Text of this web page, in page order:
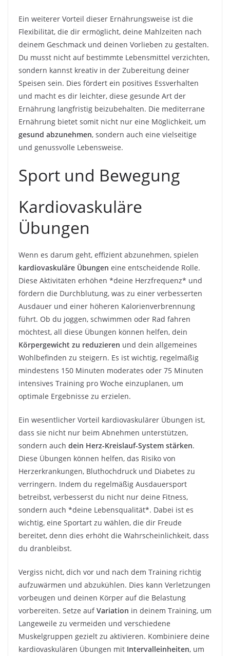
Ein weiterer Vorteil dieser Ernährungsweise ist die
Flexibilität, die dir ermöglicht, deine Mahlzeiten nach
deinem Geschmack und deinen Vorlieben zu gestalten.
Du musst nicht auf bestimmte Lebensmittel verzichten,
sondern kannst kreativ in der Zubereitung deiner
Speisen sein. Dies fördert ein positives Essverhalten
und macht es dir leichter, diese gesunde Art der
Ernährung langfristig beizubehalten. Die mediterrane
Ernährung bietet somit nicht nur eine Möglichkeit, um
gesund abzunehmen, sondern auch eine vielseitige
und genussvolle Lebensweise.
Sport und Bewegung
Kardiovaskuläre
Übungen
Wenn es darum geht, effizient abzunehmen, spielen
kardiovaskuläre Übungen eine entscheidende Rolle.
Diese Aktivitäten erhöhen *deine Herzfrequenz* und
fördern die Durchblutung, was zu einer verbesserten
Ausdauer und einer höheren Kalorienverbrennung
führt. Ob du joggen, schwimmen oder Rad fahren
möchtest, all diese Übungen können helfen, dein
Körpergewicht zu reduzieren und dein allgemeines
Wohlbefinden zu steigern. Es ist wichtig, regelmäßig
mindestens 150 Minuten moderates oder 75 Minuten
intensives Training pro Woche einzuplanen, um
optimale Ergebnisse zu erzielen.
Ein wesentlicher Vorteil kardiovaskulärer Übungen ist,
dass sie nicht nur beim Abnehmen unterstützen,
sondern auch dein Herz-Kreislauf-System stärken.
Diese Übungen können helfen, das Risiko von
Herzerkrankungen, Bluthochdruck und Diabetes zu
verringern. Indem du regelmäßig Ausdauersport
betreibst, verbesserst du nicht nur deine Fitness,
sondern auch *deine Lebensqualität*. Dabei ist es
wichtig, eine Sportart zu wählen, die dir Freude
bereitet, denn dies erhöht die Wahrscheinlichkeit, dass
du dranbleibst.
Vergiss nicht, dich vor und nach dem Training richtig
aufzuwärmen und abzukühlen. Dies kann Verletzungen
vorbeugen und deinen Körper auf die Belastung
vorbereiten. Setze aufVariation in deinem Training, um
Langeweile zu vermeiden und verschiedene
Muskelgruppen gezielt zu aktivieren. Kombiniere deine
kardiovaskulären Übungen mit Intervalleinheiten, um